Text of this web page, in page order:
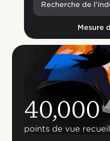
Recherche de
Mesure
40,000
points de vue